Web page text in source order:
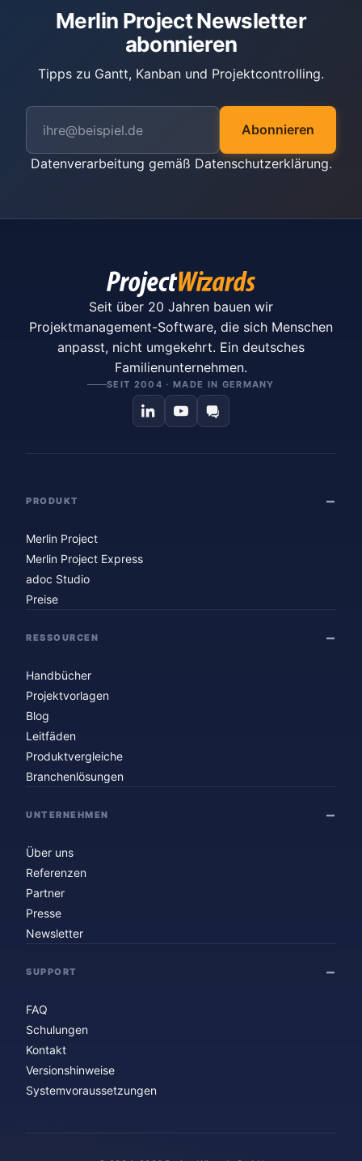
Merlin Project Newsletter
abonnieren
Tipps zu Gantt, Kanban und Projektcontrolling.
Abonnieren
Datenverarbeitung gemäß Datenschutzerklärung.
Seit über 20 Jahren bauen wir
Projektmanagement-Software, die sich Menschen
anpasst, nicht umgekehrt. Ein deutsches
Familienunternehmen.
SEIT 2004 · MADE IN GERMANY
PRODUKT
Merlin Project
Merlin Project Express
adoc Studio
Preise
RESSOURCEN
Handbücher
Projektvorlagen
Blog
Leitfäden
Produktvergleiche
Branchenlösungen
UNTERNEHMEN
Über uns
Referenzen
Partner
Presse
Newsletter
SUPPORT
FAQ
Schulungen
Kontakt
Versionshinweise
Systemvoraussetzungen